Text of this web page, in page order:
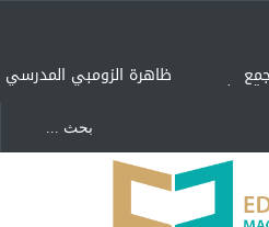
ظاهرة الزومبي المدرسي
"كنت أنضرب ومافيني إلا
العافية" هل هذا مبرر
لاستمرار أسلوب التربية
المتوارث؟
لماذا تعد برامج توعية الأطفال
بخصوصية الجسد وقاية لا
فضول؟